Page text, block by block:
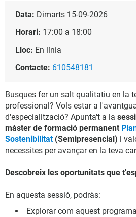
Data: Dimarts 15-09-2026
Horari: 17:00 a 18:00
Lloc: En línia
Contacte: 610548181
Busques fer un salt qualitatiu en la
professional? Vols estar a
d'especialització? Apunta't a la
màster de formació permanent
Sostenibilitat(Semipresencial) i
necessites per avançar en la teva
Descobreix les oportunitats que
En aquesta sessió, podràs:
Explorar com aquest